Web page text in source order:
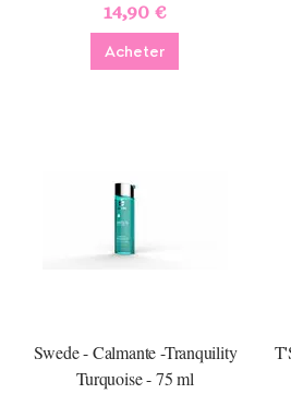
14,90 €
Acheter
Swede - Calmante -Tranquility
Turquoise - 75 ml